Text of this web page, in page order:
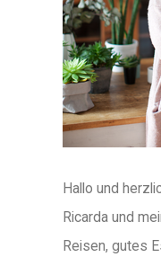
Hallo und
Ricarda und
Reisen, gutes